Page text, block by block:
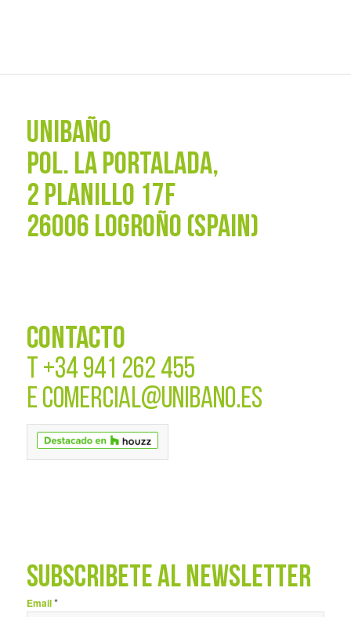
UNIBAÑO
POL. La Portalada,
2 PLANILLO 17F
26006 LOGROÑO (SPAIN)
CONTACTO
T +34 941 262 455
E COMERCIAL@UNIBANO.ES
SUBSCRÍBETE AL NEWSLETTER
Email*